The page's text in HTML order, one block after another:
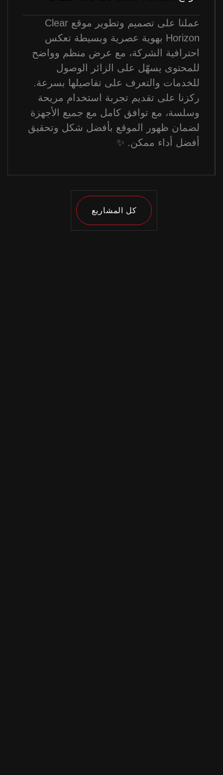
عملنا على تصميم وتطوير موقع Clear
Horizon بهوية عصرية وبسيطة تعكس
احترافية الشركة، مع عرض منظم وواضح
للمحتوى يسهّل على الزائر الوصول
للخدمات والتعرف على تفاصيلها بسرعة.
ركزنا على تقديم تجربة استخدام مريحة
وسلسة، مع توافق كامل مع جميع الأجهزة
لضمان ظهور الموقع بأفضل شكل وتحقيق
أفضل أداء ممكن. ✨
كل المشاريع